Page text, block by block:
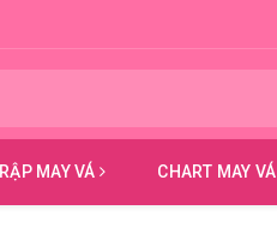
RẬP MAY VÁ CHART MAY VÁ